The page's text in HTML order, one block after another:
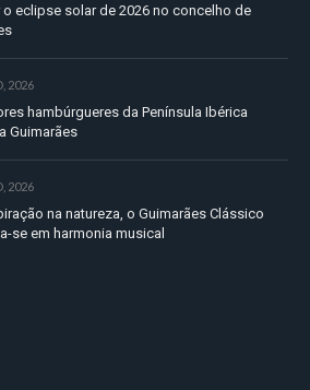
o eclipse solar de 2026 no concelho de
2026
hambúrgueres da Península Ibérica
Guimarães
2026
na natureza, o Guimarães Clássico
se em harmonia musical